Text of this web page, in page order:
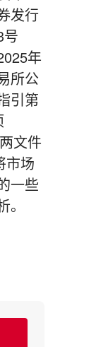
发行
年
所公
引第
文件
市场
一些